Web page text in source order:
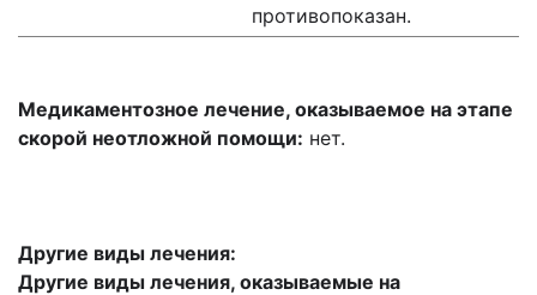
противопоказан.
Медикаментозное лечение, оказываемое на этапе
скорой неотложной помощи: нет.
Другие виды лечения:
Другие виды лечения, оказываемые на